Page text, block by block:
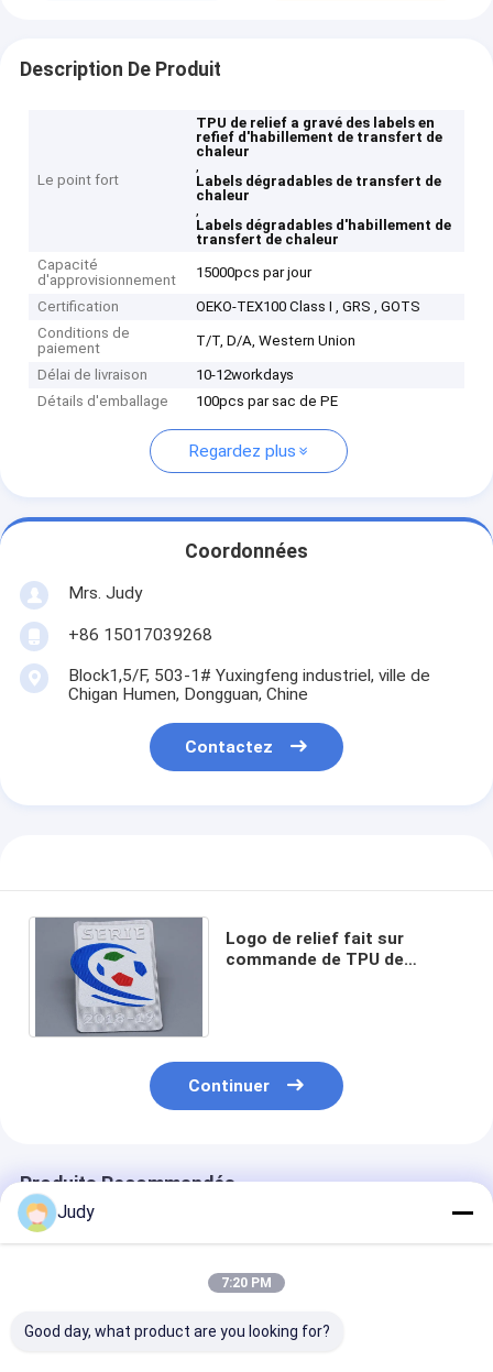
Description De Produit
Le point fort
TPU de relief a gravé des labels en
refief d'habillement de transfert de
chaleur
,
Labels dégradables de transfert de
chaleur
,
Labels dégradables d'habillement de
transfert de chaleur
Capacité
d'approvisionnement
15000pcs par jour
Certification
OEKO-TEX100 Class I , GRS , GOTS
Conditions de
paiement
T/T, D/A, Western Union
Délai de livraison
10-12workdays
Détails d'emballage
100pcs par sac de PE
Regardez plus
Coordonnées
Mrs. Judy
+86 15017039268
Block1,5/F, 503-1# Yuxingfeng industriel, ville de
Chigan Humen, Dongguan, Chine
Contactez
Logo de relief fait sur
commande de TPU de
Continuer
Produits Recommandés
Judy
7:20 PM
Good day, what product are you looking for?